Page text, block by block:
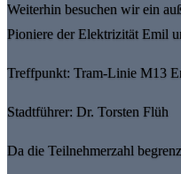
Weiterhin besuchen wir ein
Pioniere der Elektrizität Emil
Treffpunkt: Tram-Linie M13
Stadtführer: Dr. Torsten Flüh
Da die Teilnehmerzahl